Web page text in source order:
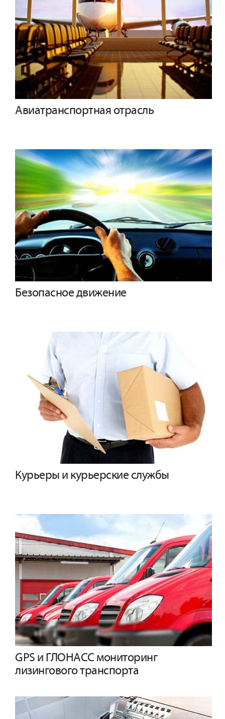
Авиатранспортная отрасль
Безопасное движение
Курьеры и курьерские службы
GPS и ГЛОНАСС мониторинг
лизингового транспорта